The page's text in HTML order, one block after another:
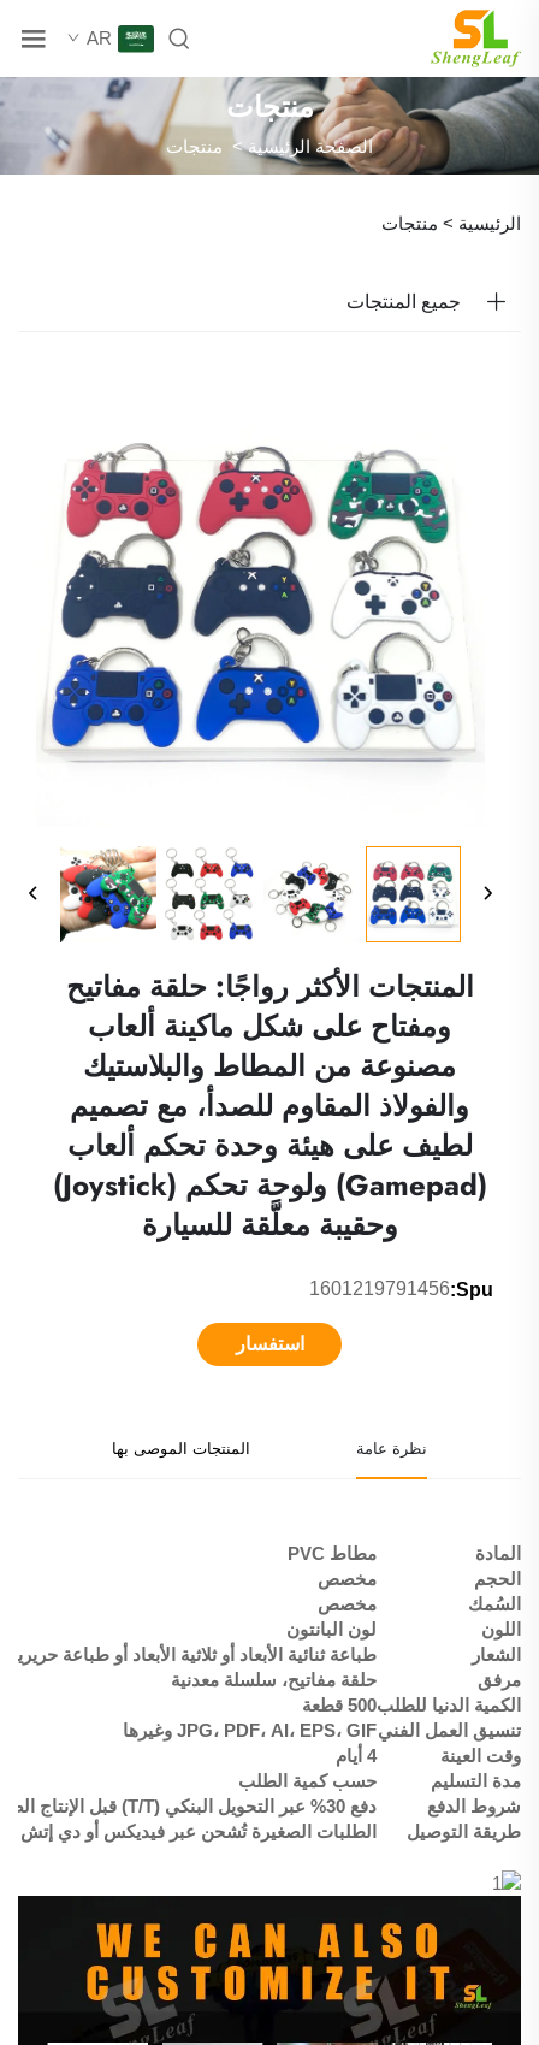
AR
منتجات
الصفحة الرئيسية> منتجات
الرئيسية > منتجات
جميع المنتجات
المنتجات الأكثر رواجًا: حلقة مفاتيح
ومفتاح على شكل ماكينة ألعاب
مصنوعة من المطاط والبلاستيك
والفولاذ المقاوم للصدأ، مع تصميم
لطيف على هيئة وحدة تحكم ألعاب
(Gamepad) ولوحة تحكم (Joystick)
وحقيبة معلَّقة للسيارة
Spu:
1601219791456
استفسار
نظرة عامة المنتجات الموصى بها
المادة
مطاط PVC
الحجم
مخصص
السُمك
مخصص
اللون
لون البانتون
الشعار
طباعة ثنائية الأبعاد أو ثلاثية الأبعاد أو طباعة حريرية
مرفق
حلقة مفاتيح، سلسلة معدنية
الكمية الدنيا للطلب500 قطعة
تنسيق العمل الفنيJPG، PDF، AI، EPS، GIF وغيرها
وقت العينة
4 أيام
مدة التسليم
حسب كمية الطلب
شروط الدفع
دفع 30% عبر التحويل البنكي (T/T) قبل الإنتاج الضخم و70% عبر التحويل البنكي (T/T) قبل الشحن، كما يتوفر الدفع عبر ويسترن يونيون
طريقة التوصيل
الطلبات الصغيرة تُشحن عبر فيديكس أو دي إتش